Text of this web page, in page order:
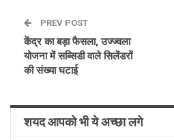
PREV POST
केंद्र का बड़ा फैसला, उज्ज्वला
योजना में सब्सिडी वाले सिलेंडरों
की संख्या घटाई
शयद आपको भी ये अच्छा लगे